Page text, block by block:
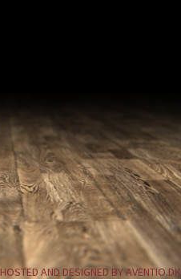
HOSTED AND DESIGNED BY AVENTIO.DK